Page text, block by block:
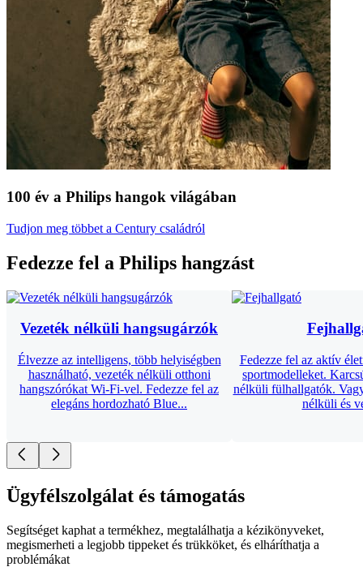
100 év a Philips hangok világában
Tudjon meg többet a Century családról
Fedezze fel a Philips hangzást
Vezeték nélküli hangsugárzók
Élvezze az intelligens, több helyiségben
használható, vezeték nélküli otthoni
hangszórókat Wi-Fi-vel. Fedezze fel az
elegáns hordozható Blue...
Fedezze fel az aktív
sportmodelleket.
nélküli fülhallgatók.
nélküli és
Ügyfélszolgálat és támogatás
Segítséget kaphat a termékhez, megtalálhatja a kézikönyveket,
megismerheti a legjobb tippeket és trükköket, és elháríthatja a
problémákat